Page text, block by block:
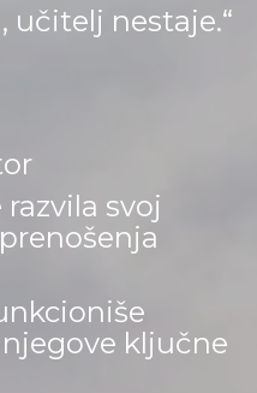
učitelj nestaje.“
svoj
ključne